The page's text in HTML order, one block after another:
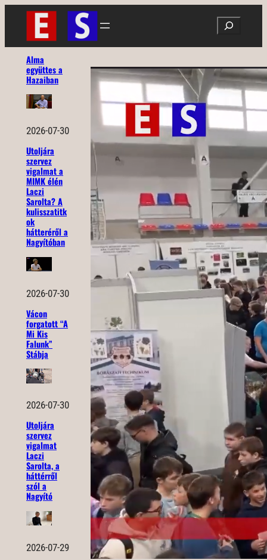
Ugrás
tartalomhoz
Search
Alma
együttes a
Hazaiban
2026-07-30
Utoljára
szervez
vigalmat a
MIMK élén
Laczi
Sarolta? A
kulisszatitk
ok
hátteréről a
Nagyítóban
2026-07-30
Vácon
forgatott “A
Mi Kis
Falunk”
Stábja
2026-07-30
Utoljára
szervez
vigalmat
Laczi
Sarolta, a
háttérről
szól a
Nagyító
2026-07-29